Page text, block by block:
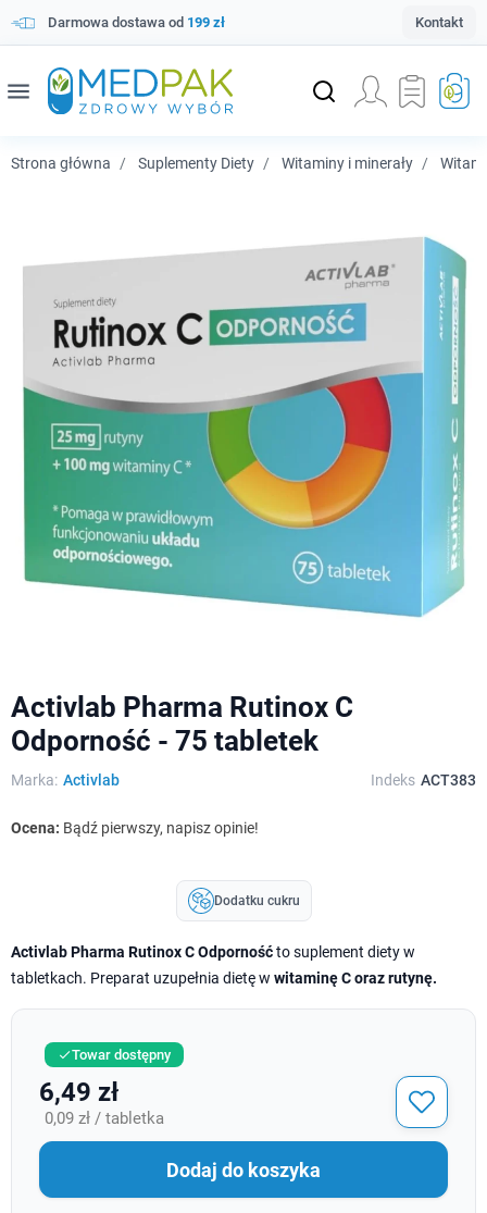
Darmowa dostawa od 199 zł Kontakt
menu
Strona główna Suplementy Diety Witaminy i minerały
Activlab Pharma Rutinox C
Odporność - 75 tabletek
Marka: Activlab Indeks ACT383
Ocena: Bądź pierwszy, napisz opinie!
Dodatku cukru
Activlab Pharma Rutinox C Odpornośćto suplement diety w
tabletkach. Preparat uzupełnia dietę w witaminę C oraz rutynę.
Towar dostępny
6,49 zł
0,09 zł / tabletka
Dodaj do koszyka